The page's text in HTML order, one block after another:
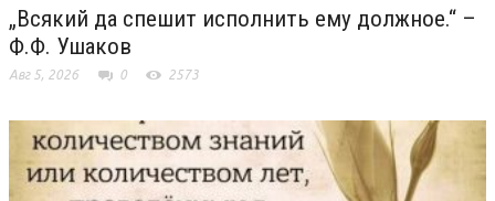
„Всякий да спешит исполнить ему должное.“ –
Ф.Ф. Ушаков
Авг 5, 2026 0 2573